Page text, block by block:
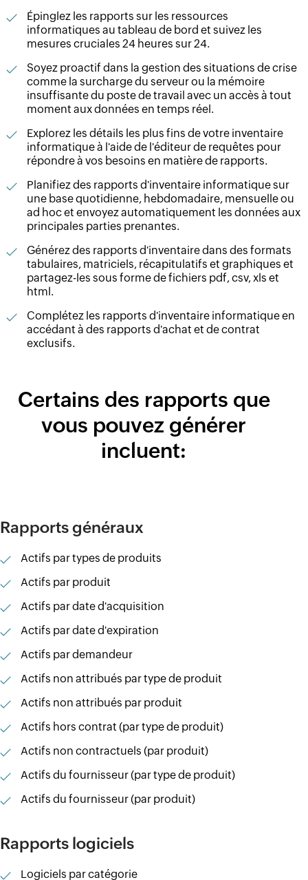
Épinglez les rapports sur les ressources
informatiques au tableau de bord et suivez les
mesures cruciales 24 heures sur 24.
Soyez proactif dans la gestion des situations de crise
comme la surcharge du serveur ou la mémoire
insuffisante du poste de travail avec un accès à tout
moment aux données en temps réel.
Explorez les détails les plus fins de votre inventaire
informatique à l'aide de l'éditeur de requêtes pour
répondre à vos besoins en matière de rapports.
Planifiez des rapports d'inventaire informatique sur
une base quotidienne, hebdomadaire, mensuelle ou
ad hoc et envoyez automatiquement les données aux
principales parties prenantes.
Générez des rapports d'inventaire dans des formats
tabulaires, matriciels, récapitulatifs et graphiques et
partagez-les sous forme de fichiers pdf, csv, xls et
html.
Complétez les rapports d'inventaire informatique en
accédant à des rapports d'achat et de contrat
exclusifs.
Certains des rapports que
vous pouvez générer
incluent:
Rapports généraux
Actifs par types de produits
Actifs par produit
Actifs par date d'acquisition
Actifs par date d'expiration
Actifs par demandeur
Actifs non attribués par type de produit
Actifs non attribués par produit
Actifs hors contrat (par type de produit)
Actifs non contractuels (par produit)
Actifs du fournisseur (par type de produit)
Actifs du fournisseur (par produit)
Rapports logiciels
Logiciels par catégorie